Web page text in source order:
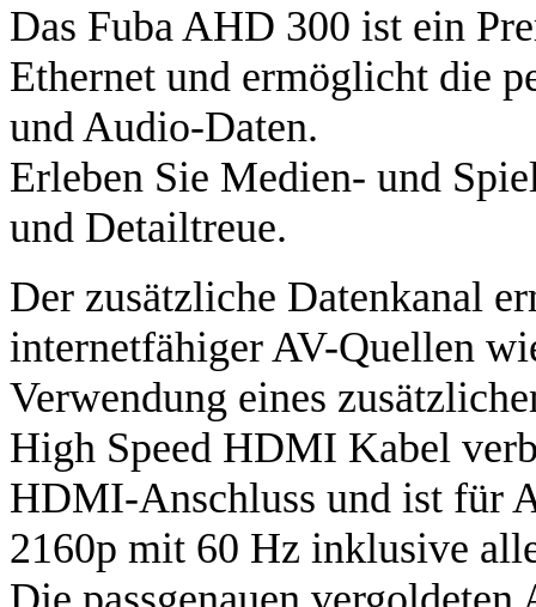
Das Fuba AHD 300 ist ein
Ethernet und ermöglicht die
und Audio-Daten.
Erleben Sie Medien- und
und Detailtreue.
Der zusätzliche Datenkanal
internetfähiger AV-Quellen
Verwendung eines
High Speed HDMI Kabel
HDMI-Anschluss und ist für
2160p mit 60 Hz inklusive